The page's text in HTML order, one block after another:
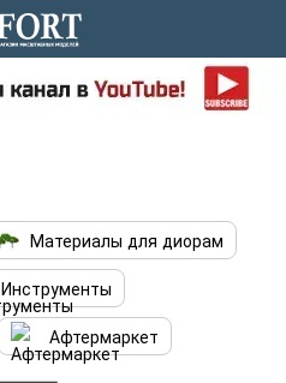
Материалы для диорам
Инструменты
Афтермаркет